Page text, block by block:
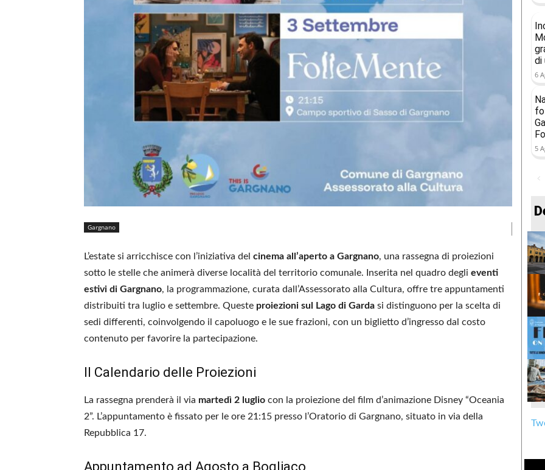
Gargnano
L’estate si arricchisce con l’iniziativa del cinema all’aperto a Gargnano, una rassegna di proiezioni
sotto le stelle che animerà diverse località del territorio comunale. Inserita nel quadro degli eventi
estivi di Gargnano, la programmazione, curata dall’Assessorato alla Cultura, offre tre appuntamenti
distribuiti tra luglio e settembre. Queste proiezioni sul Lago di Garda si distinguono per la scelta di
sedi differenti, coinvolgendo il capoluogo e le sue frazioni, con un biglietto d’ingresso dal costo
contenuto per favorire la partecipazione.
Il Calendario delle Proiezioni
La rassegna prenderà il via martedì 2 luglio con la proiezione del film d’animazione Disney “Oceania
2”. L’appuntamento è fissato per le ore 21:15 presso l’Oratorio di Gargnano, situato in via della
Repubblica 17.
Appuntamento ad Agosto a Bogliaco
di
6
5